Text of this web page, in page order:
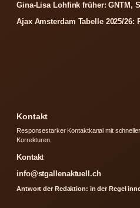
Gina-Lisa Lohfink früher: GNTM,
Ajax Amsterdam Tabelle 2025/26:
Kontakt
Responsestarker Kontaktkanal mit
Korrekturen.
Kontakt
info@stgallenaktuell.ch
Antwort der Redaktion: in der Regel